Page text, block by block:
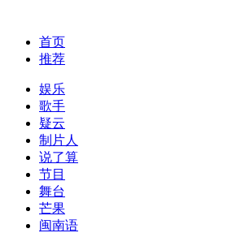
首页
推荐
娱乐
歌手
疑云
制片人
说了算
节目
舞台
芒果
闽南语